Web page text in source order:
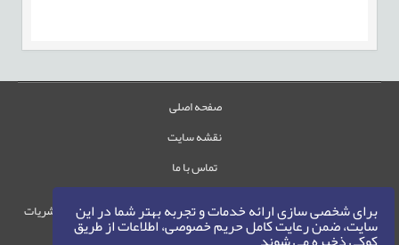
برای شخصی سازی ارائه خدمات و تجربه بهتر شما در این
سایت، ضمن رعایت کامل حریم خصوصی، اطلاعات از طریق
صفحه اصلی
نقشه سایت
تماس با ما
حقوق این وب‌سایت متعلق به سامانه مدیریت نشریات
رایمگ است.